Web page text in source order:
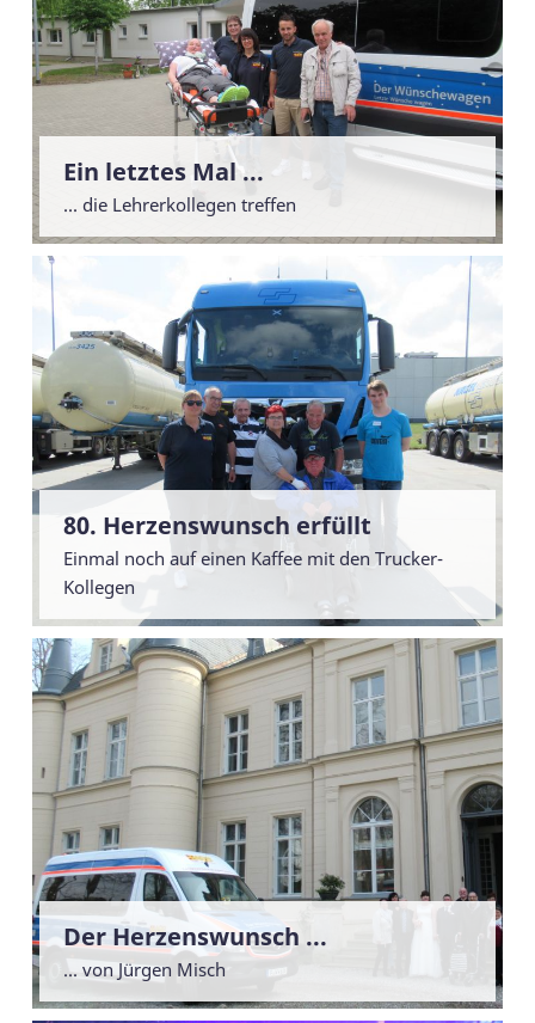
Ein letztes Mal ...
... die Lehrerkollegen treffen
80. Herzenswunsch erfüllt
Einmal noch auf einen Kaffee mit den Trucker-
Kollegen
Der Herzenswunsch ...
... von Jürgen Misch